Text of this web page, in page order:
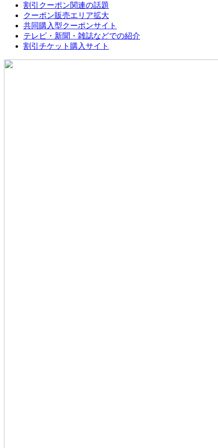
割引クーポン関連の話題
クーポン販売エリア拡大
共同購入型クーポンサイト
テレビ・新聞・雑誌などでの紹介
割引チケット購入サイト